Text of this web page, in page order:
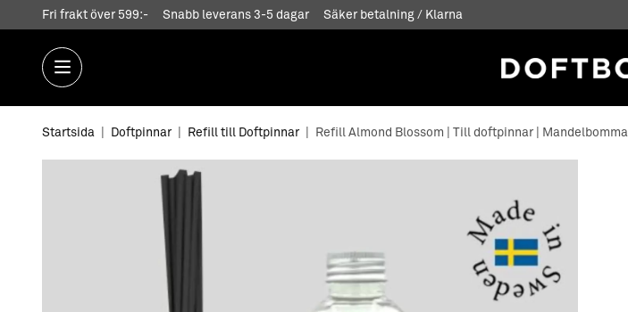
Fri frakt över 599:- Snabb leverans 3-5 dagar Säker betalning / Klarna
Startsida Doftpinnar Refill till Doftpinnar Refill Almond Blossom | Till doftpinnar | Mandelbomma